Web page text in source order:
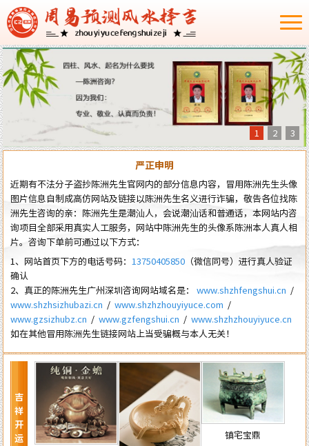
1 2 3
严正申明
近期有不法分子盗抄陈洲先生官网内的部分信息内容，冒用陈洲先生头像
图片信息自制成高仿网站及链接以陈洲先生名义进行诈骗，敬告各位找陈
洲先生咨询的亲：陈洲先生是潮汕人，会说潮汕话和普通话，本网站内咨
询项目全部采用真实人工服务，网站中陈洲先生的头像系陈洲本人真人相
片。咨询下单前可通过以下方式：
1、网站首页下方的电话号码： 13750405850 （微信同号）进行真人验证
确认
2、真正的陈洲先生广州深圳咨询网站域名是： www.shzhfengshui.cn /
www.shzhsizhubazi.cn / www.shzhzhouyiyuce.com /
www.gzsizhubz.cn / www.gzfengshui.cn / www.shzhzhouyiyuce.cn
如在其他冒用陈洲先生链接网站上当受骗概与本人无关！
镇宅宝鼎